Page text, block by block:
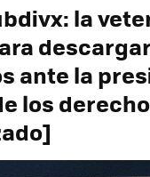
la
ante la
los